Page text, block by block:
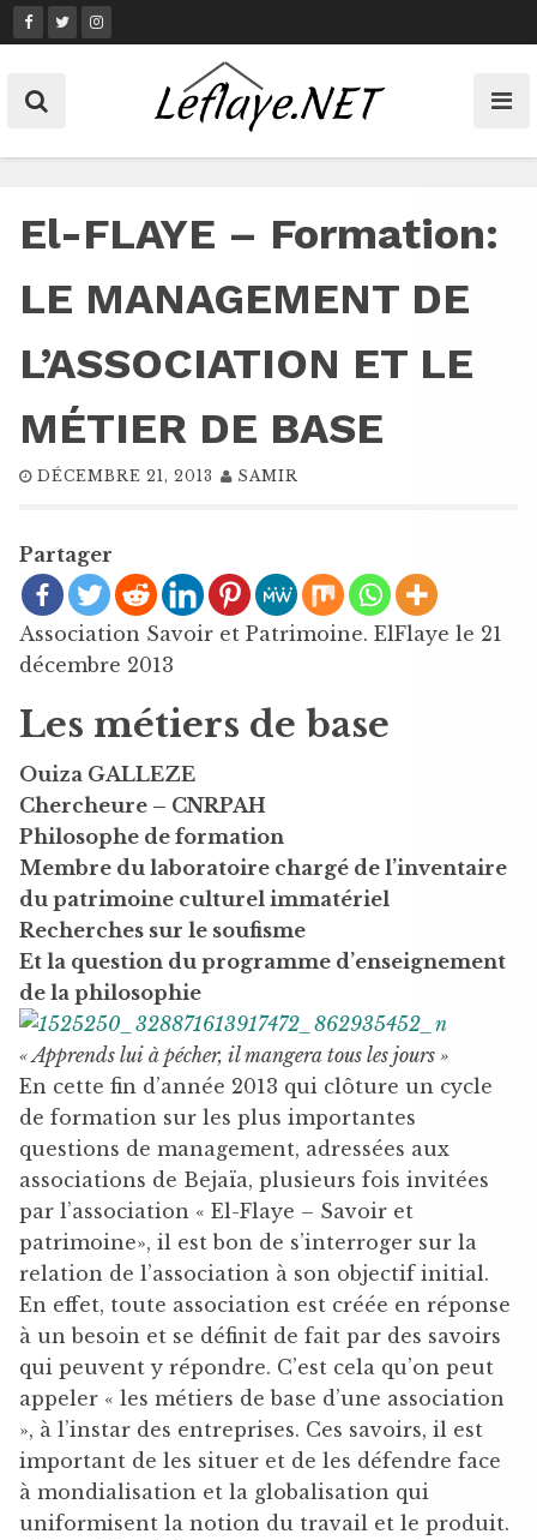
Skip
to
El-FLAYE – Formation:
LE MANAGEMENT DE
L’ASSOCIATION ET LE
MÉTIER DE BASE
DÉCEMBRE 21, 2013 SAMIR
Partager
Association Savoir et Patrimoine. ElFlaye le 21
décembre 2013
Les métiers de base
Ouiza GALLEZE
Chercheure – CNRPAH
Philosophe de formation
Membre du laboratoire chargé de l’inventaire
du patrimoine culturel immatériel
Recherches sur le soufisme
Et la question du programme d’enseignement
de la philosophie
« Apprends lui à pécher, il mangera tous les jours »
En cette fin d’année 2013 qui clôture un cycle
de formation sur les plus importantes
questions de management, adressées aux
associations de Bejaïa, plusieurs fois invitées
par l’association « El-Flaye – Savoir et
patrimoine», il est bon de s’interroger sur la
relation de l’association à son objectif initial.
En effet, toute association est créée en réponse
à un besoin et se définit de fait par des savoirs
qui peuvent y répondre. C’est cela qu’on peut
appeler « les métiers de base d’une association
», à l’instar des entreprises. Ces savoirs, il est
important de les situer et de les défendre face
à mondialisation et la globalisation qui
uniformisent la notion du travail et le produit.